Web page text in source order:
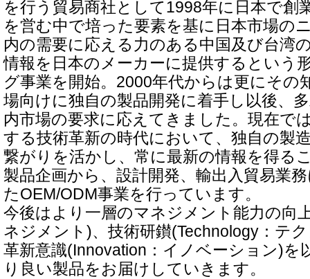
を行う貿易商社として1998年に日本で創
を営む中で培った要素を基に日本市場の
内の需要に応える力のある中国及び台湾
情報を日本のメーカーに提供するという
グ事業を開始。2000年代からは更にその
場向けに独自の製品開発に着手し以後、
内市場の要求に応えてきました。現在で
する技術革新の時代において、独自の製
繋がりを活かし、常に最新の情報を得る
製品企画から、設計開発、輸出入貿易業
たOEM/ODM事業を行っています。
今後はより一層のマネジメント能力の向
ネジメント)、技術研鑚(Technology：テ
革新意識(Innovation：イノベーション)を
り良い製品をお届けしていきます。